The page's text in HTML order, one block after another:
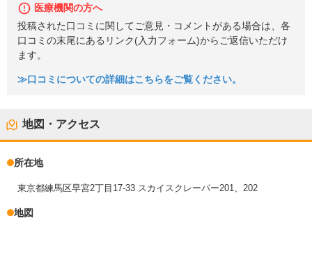
医療機関の方へ
投稿された口コミに関してご意見・コメントがある場合は、各
口コミの末尾にあるリンク(入力フォーム)からご返信いただけ
ます。
≫口コミについての詳細はこちらをご覧ください。
地図・アクセス
所在地
東京都練馬区早宮2丁目17-33 スカイスクレーパー201、202
地図